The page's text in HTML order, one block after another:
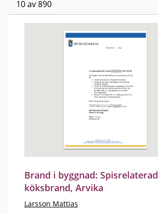
10 av 890
Brand i byggnad: Spisrelaterad
köksbrand, Arvika
Larsson Mattias